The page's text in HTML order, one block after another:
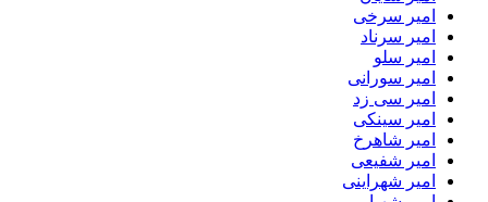
امیر سرخی
امیر سرناد
امیر سلو
امیر سورانی
امیر سی زد
امیر سینکی
امیر شاهرخ
امیر شفیعی
امیر شهراینی